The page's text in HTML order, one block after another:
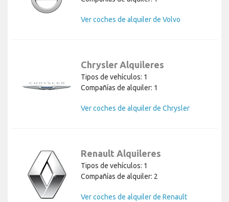
Ver coches de alquiler de Volvo
Chrysler Alquileres
Tipos de vehículos: 1
Compañías de alquiler: 1
Ver coches de alquiler de Chrysler
Renault Alquileres
Tipos de vehículos: 1
Compañías de alquiler: 2
Ver coches de alquiler de Renault